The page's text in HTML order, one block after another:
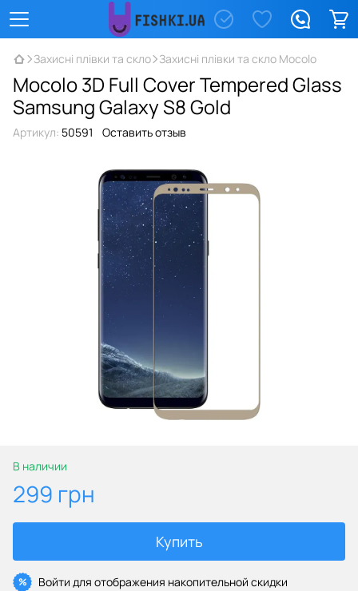
Захисні плівки та скло Захисні плівки та скло Mocolo
Mocolo 3D Full Cover Tempered Glass
Samsung Galaxy S8 Gold
Артикул: 50591 Оставить отзыв
В наличии
299 грн
Купить
% Войти для отображения накопительной скидки